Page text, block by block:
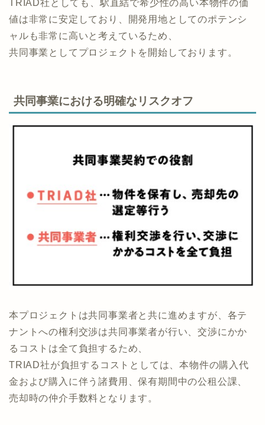
TRIAD社としても、駅直結で希少性の高い本物件の価
値は非常に安定しており、開発用地としてのポテンシ
ャルも非常に高いと考えているため、
共同事業としてプロジェクトを開始しております。
共同事業における明確なリスクオフ
本プロジェクトは共同事業者と共に進めますが、各テ
ナントへの権利交渉は共同事業者が行い、交渉にかか
るコストは全て負担するため、
TRIAD社が負担するコストとしては、本物件の購入代
金および購入に伴う諸費用、保有期間中の公租公課、
売却時の仲介手数料となります。